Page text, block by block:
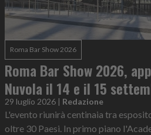
Roma Bar Show 2026
Roma Bar Show 2026,
Nuvola il 14 e il 15
29 luglio 2026 | Redazione
L'evento riunirà centinaia tra
oltre 30 Paesi. In primo piano